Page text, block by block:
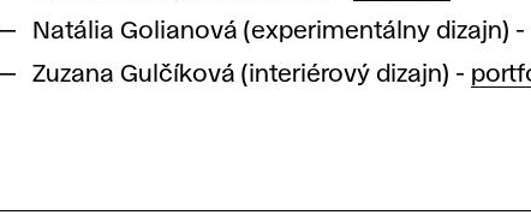
Natália Golianová (experimentálny dizajn) -
Zuzana Gulčíková (interiérový dizajn) -